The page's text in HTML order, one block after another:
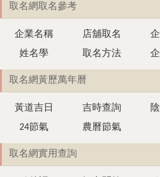
取名網取名參考
企業名稱 店舖取名
姓名學
取名方法
取名網黃歷萬年曆
黃道吉日 吉時查詢
24節氣
農曆節氣
取名網實用查詢